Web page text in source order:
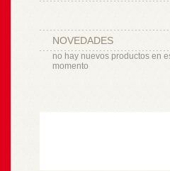
NOVEDADES
no hay nuevos productos en
momento